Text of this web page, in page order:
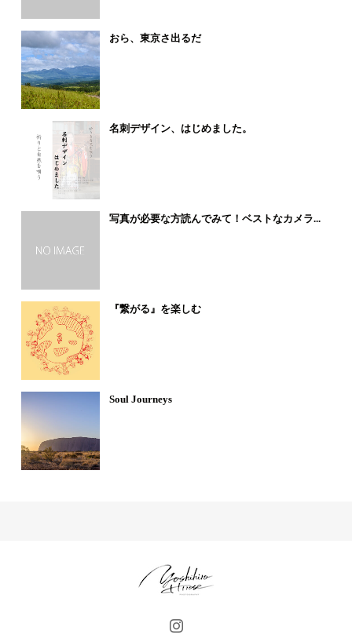
おら、東京さ出るだ
名刺デザイン、はじめました。
写真が必要な方読んでみて！ベストなカメラ...
『繋がる』を楽しむ
Soul Journeys